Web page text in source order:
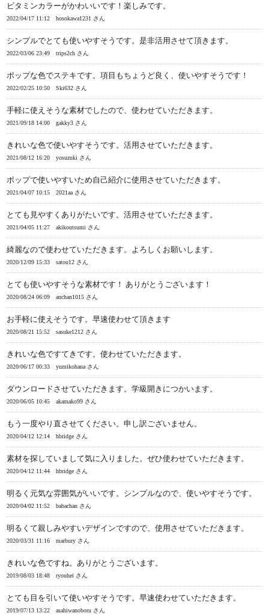
ビタミンカラーがかわいいです！楽しみです。
2022/04/17 11:12 hosokawa1231 さん
シンプルでとても使いやすそうです。是非活用させて頂きます。
2022/03/06 23:49 trips2ch さん
ポップな色でステキです。項目もちょうど良く、使いやすそうです！
2022/02/25 10:50 Ski632 さん
手軽に使えそうな素材でしたので、使わせていただきます。
2021/09/18 14:00 gakky3 さん
きれいな色で使いやすそうです。活用させていただきます。
2021/08/12 16:20 yosuzuki さん
ポップで使いやすいため自己紹介に使用させていただきます。
2021/04/07 10:15 2021aa さん
とても見やすくありがたいです。活用させていただきます。
2021/04/05 11:27 akikoutsumi さん
綺麗なので使わせていただきます。よろしくお願いします。
2020/12/09 15:33 satou12 さん
とても使いやすそうな素材です！ ありがとうございます！
2020/08/24 06:09 anchan1015 さん
お手軽に使えそうです。早速使わせて頂きます
2020/08/21 15:52 sasuke1212 さん
きれいな色ですてきです。使わせていただきます。
2020/06/17 00:33 yumikohana さん
ダウンロードさせていただきます。学級開きにつかいます。
2020/06/05 10:45 akamako99 さん
もう一度やり直させてください。申し訳ございません。
2020/04/12 12:14 hbridge さん
素材を探していまして気に入りました。ぜひ使わせていただきます。
2020/04/12 11:44 hbridge さん
明るく元気な雰囲気がいいです。シンプルなので、使いやすそうです。
2020/04/02 11:52 babachan さん
明るくて親しみやすいデザインですので、使用させていただきます。
2020/03/31 11:16 marbury さん
きれいな色ですね。ありがとうございます。
2019/08/03 18:48 ryouhei さん
とても目を引いて使いやすそうです。早速使わせていただきます。
2019/07/13 13:22 asahiwanoboru さん